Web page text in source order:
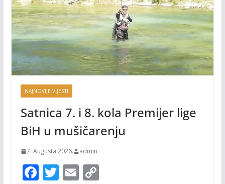
NAJNOVIJE VIJESTI
Satnica 7. i 8. kola Premijer lige
BiH u mušičarenju
7. Augusta 2026. admin
F T E C